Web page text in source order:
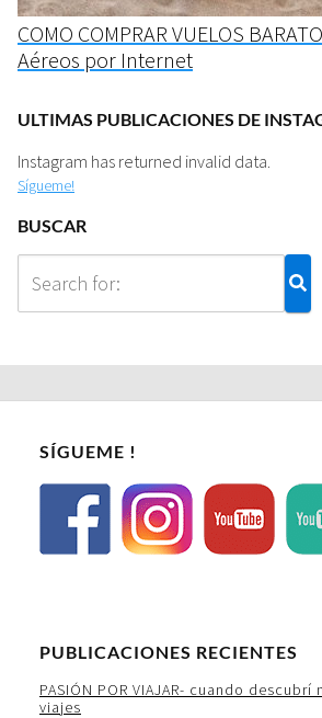
COMO COMPRAR VUELOS
Aéreos por Internet
ULTIMAS PUBLICACIONES DE
Instagram has returned invalid data.
Sígueme!
BUSCAR
SÍGUEME !
PUBLICACIONES RECIENTES
PASIÓN POR VIAJAR- cuando
viajes